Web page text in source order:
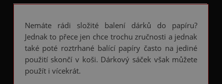
Nemáte rádi složité balení dárků do papíru?
Jednak to přece jen chce trochu zručnosti a jednak
také poté roztrhané balící papíry často na jediné
použití skončí v koši. Dárkový sáček však můžete
použít i vícekrát.